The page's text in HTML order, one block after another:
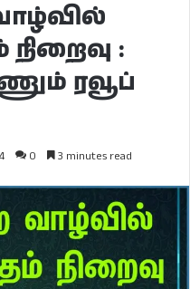
:
ரவூப்
0 3 minutes read